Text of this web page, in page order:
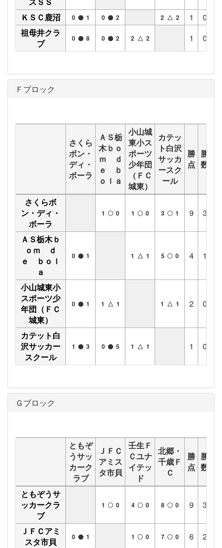
ＫＳＣ鹿沼
0 1 0 2 2 △ 2 1 0
祖母井クラ
ブ
0 8 0 2 2 △ 2 1 0
Ｆブロック
さくら
ボン・
ディ・
ボーラ
ＡＳ栃
木ｂｏ
ｍ ｄ
ｅ ｂ
ｏｌａ
小山城
東小ス
ポーツ
少年団
（ＦＣ
城東）
カテッ
ト白沢
サッカ
ースク
ール
勝
点
勝
数
さくらボ
ン・ディ・
ボーラ
1 0 1 0 3 1 9 3
ＡＳ栃木ｂ
ｏｍ ｄ
ｅ ｂｏｌ
ａ
0 1 1 △ 1 5 0 4 1
小山城東小
スポーツ少
年団（ＦＣ
城東）
0 1 1 △ 1 1 △ 1 2 0
カテット白
沢サッカー
スクール
1 3 0 5 1 △ 1 1 0
Ｇブロック
ともぞ
うサッ
カーク
ラブ
ＪＦＣ
アミス
タ市貝
壬生Ｆ
Ｃユナ
イテッ
ド
北郷・
千歳Ｆ
Ｃ
勝
点
勝
数
ともぞうサ
ッカークラ
ブ
1 0 4 0 8 0 9 3
ＪＦＣアミ
スタ市貝
0 1 1 0 7 0 6 2